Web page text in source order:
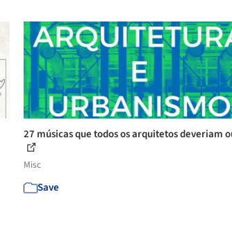
27 músicas que todos os arquitetos deveriam
Misc
Save